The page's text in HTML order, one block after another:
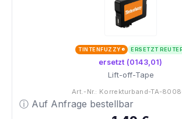
TINTENFUZZY® ERSETZT
ersetzt (0143,01)
Lift-off-Tape
Art.-Nr.: Korrekturband-TA-
ⓘ Auf Anfrage bestellbar